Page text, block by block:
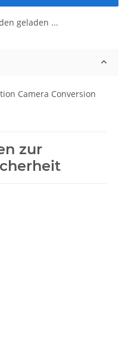
geladen ...
Camera Conversion
zur